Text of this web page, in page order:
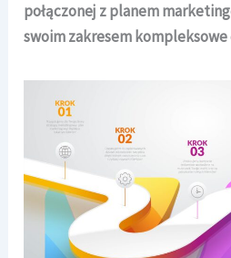
połączonej z planem
swoim zakresem kompleksowe